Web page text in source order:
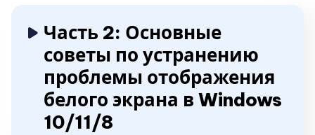
Часть 2: Основные
советы по устранению
проблемы отображения
белого экрана в Windows
10/11/8